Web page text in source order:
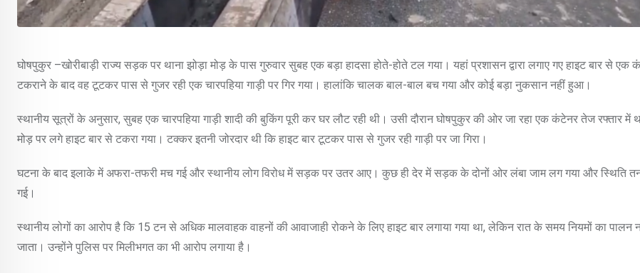
घोषपुकुर –खोरीबाड़ी राज्य सड़क पर थाना झोड़ा मोड़ के पास गुरुवार सुबह एक बड़ा हादसा होते-होते टल गया। यहां प्रशासन द्वारा लगाए गए हाइट बार से एक
टकराने के बाद वह टूटकर पास से गुजर रही एक चारपहिया गाड़ी पर गिर गया। हालांकि चालक बाल-बाल बच गया और कोई बड़ा नुकसान नहीं हुआ।
स्थानीय सूत्रों के अनुसार, सुबह एक चारपहिया गाड़ी शादी की बुकिंग पूरी कर घर लौट रही थी। उसी दौरान घोषपुकुर की ओर जा रहा एक कंटेनर तेज रफ्तार में
मोड़ पर लगे हाइट बार से टकरा गया। टक्कर इतनी जोरदार थी कि हाइट बार टूटकर पास से गुजर रही गाड़ी पर जा गिरा।
घटना के बाद इलाके में अफरा-तफरी मच गई और स्थानीय लोग विरोध में सड़क पर उतर आए। कुछ ही देर में सड़क के दोनों ओर लंबा जाम लग गया और स्थिति
गई।
स्थानीय लोगों का आरोप है कि 15 टन से अधिक मालवाहक वाहनों की आवाजाही रोकने के लिए हाइट बार लगाया गया था, लेकिन रात के समय नियमों का पालन
जाता। उन्होंने पुलिस पर मिलीभगत का भी आरोप लगाया है।